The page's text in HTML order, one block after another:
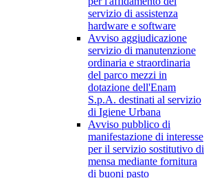
servizio di assistenza
hardware e software
Avviso aggiudicazione
servizio di manutenzione
ordinaria e straordinaria
del parco mezzi in
dotazione dell'Enam
S.p.A. destinati al servizio
di Igiene Urbana
Avviso pubblico di
manifestazione di interesse
per il servizio sostitutivo di
mensa mediante fornitura
di buoni pasto